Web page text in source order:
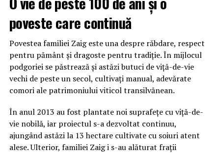
poveste care continuă
Povestea familiei Zaig este una despre răbdare, respect
pentru pământ și dragoste pentru tradiție. În mijlocul
podgoriei se păstrează și astăzi butuci de viță-de-vie
vechi de peste un secol, cultivați manual, adevărate
comori ale patrimoniului viticol transilvănean.
În anul 2013 au fost plantate noi suprafețe cu viță-de-
vie nobilă, iar proiectul s-a dezvoltat continuu,
ajungând astăzi la 13 hectare cultivate cu soiuri atent
alese. Ulterior, familiei Zaig i s-au alăturat frații